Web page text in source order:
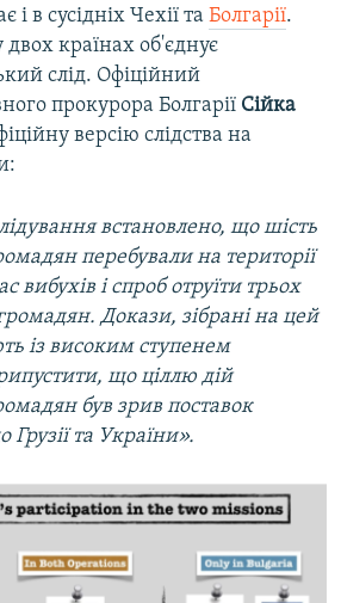
і в сусідніх Чехії та Болгарії.
двох країнах об'єднує
слід. Офіційний
прокурора Болгарії Сійка
версію слідства на
встановлено, що шість
перебували на території
вибухів і спроб отруїти трьох
Докази, зібрані на цей
із високим ступенем
що ціллю дій
був зрив поставок
Грузії та України».